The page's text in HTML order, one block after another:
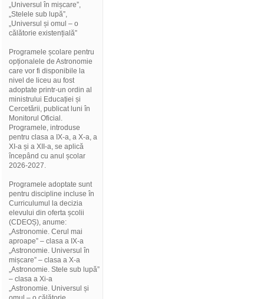
„Universul în mișcare”,
„Stelele sub lupă”,
„Universul și omul – o
călătorie existențială”
Programele școlare pentru
opționalele de Astronomie
care vor fi disponibile la
nivel de liceu au fost
adoptate printr-un ordin al
ministrului Educației și
Cercetării, publicat luni în
Monitorul Oficial.
Programele, introduse
pentru clasa a IX-a, a X-a, a
XI-a și a XII-a, se aplică
începând cu anul școlar
2026-2027.
Programele adoptate sunt
pentru discipline incluse în
Curriculumul la decizia
elevului din oferta școlii
(CDEOȘ), anume:
„Astronomie. Cerul mai
aproape” – clasa a IX-a
„Astronomie. Universul în
mișcare” – clasa a X-a
„Astronomie. Stele sub lupă”
– clasa a Xi-a
„Astronomie. Universul și